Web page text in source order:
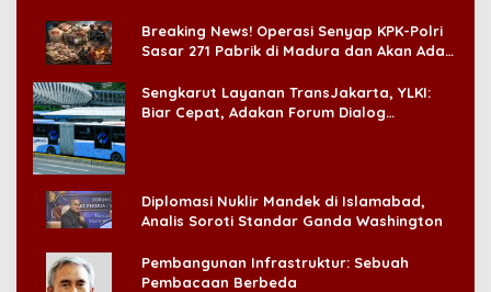
Breaking News! Operasi Senyap KPK-Polri
Sasar 271 Pabrik di Madura dan Akan Ada
Sengkarut Layanan TransJakarta, YLKI:
Biar Cepat, Adakan Forum Dialog
Diplomasi Nuklir Mandek di Islamabad,
Analis Soroti Standar Ganda Washington
Pembangunan Infrastruktur: Sebuah
Pembacaan Berbeda